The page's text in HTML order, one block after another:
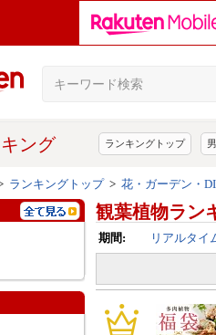
ング ランキングトップ
ランキングトップ> 花・ガーデン・
観葉植物ラン
期間: リアルタイ